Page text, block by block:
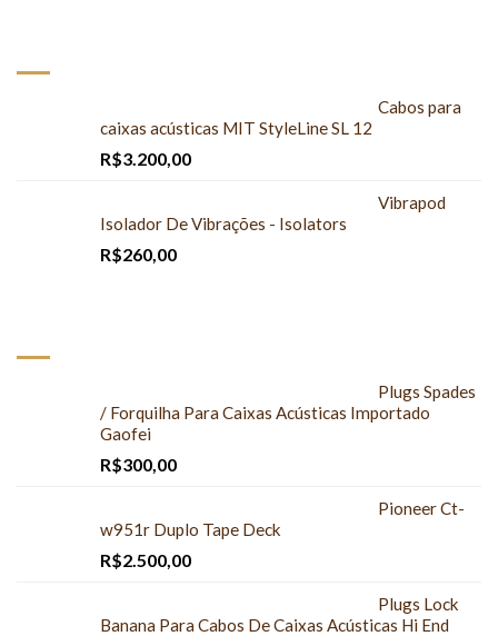
Cabos para
caixas acústicas MIT StyleLine SL 12
R$3.200,00
Vibrapod
Isolador De Vibrações - Isolators
R$260,00
Plugs Spades
/ Forquilha Para Caixas Acústicas Importado
Gaofei
R$300,00
Pioneer Ct-
w951r Duplo Tape Deck
R$2.500,00
Plugs Lock
Banana Para Cabos De Caixas Acústicas Hi End